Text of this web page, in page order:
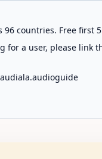
countries. Free
for a user, please